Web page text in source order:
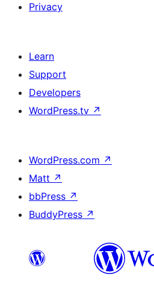
Privacy
Learn
Support
Developers
WordPress.tv ↗
WordPress.com ↗
Matt ↗
bbPress ↗
BuddyPress ↗